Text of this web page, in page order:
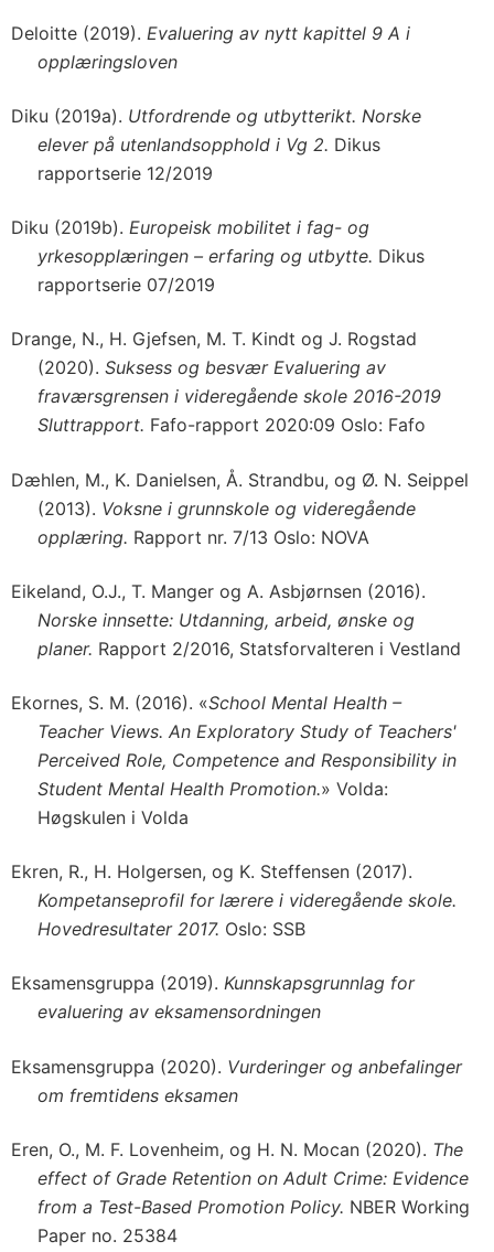
Deloitte (2019). Evaluering av nytt kapittel 9 A i
opplæringsloven
Diku (2019a). Utfordrende og utbytterikt. Norske
elever på utenlandsopphold i Vg 2. Dikus
rapportserie 12/2019
Diku (2019b). Europeisk mobilitet i fag- og
yrkesopplæringen – erfaring og utbytte. Dikus
rapportserie 07/2019
Drange, N., H. Gjefsen, M. T. Kindt og J. Rogstad
(2020). Suksess og besvær Evaluering av
fraværsgrensen i videregående skole 2016-2019
Sluttrapport. Fafo-rapport 2020:09 Oslo: Fafo
Dæhlen, M., K. Danielsen, Å. Strandbu, og Ø. N. Seippel
(2013). Voksne i grunnskole og videregående
opplæring. Rapport nr. 7/13 Oslo: NOVA
Eikeland, O.J., T. Manger og A. Asbjørnsen (2016).
Norske innsette: Utdanning, arbeid, ønske og
planer. Rapport 2/2016, Statsforvalteren i Vestland
Ekornes, S. M. (2016). «School Mental Health –
Teacher Views. An Exploratory Study of Teachers'
Perceived Role, Competence and Responsibility in
Student Mental Health Promotion.» Volda:
Høgskulen i Volda
Ekren, R., H. Holgersen, og K. Steffensen (2017).
Kompetanseprofil for lærere i videregående skole.
Hovedresultater 2017. Oslo: SSB
Eksamensgruppa (2019). Kunnskapsgrunnlag for
evaluering av eksamensordningen
Eksamensgruppa (2020). Vurderinger og anbefalinger
om fremtidens eksamen
Eren, O., M. F. Lovenheim, og H. N. Mocan (2020). The
effect of Grade Retention on Adult Crime: Evidence
from a Test-Based Promotion Policy. NBER Working
Paper no. 25384